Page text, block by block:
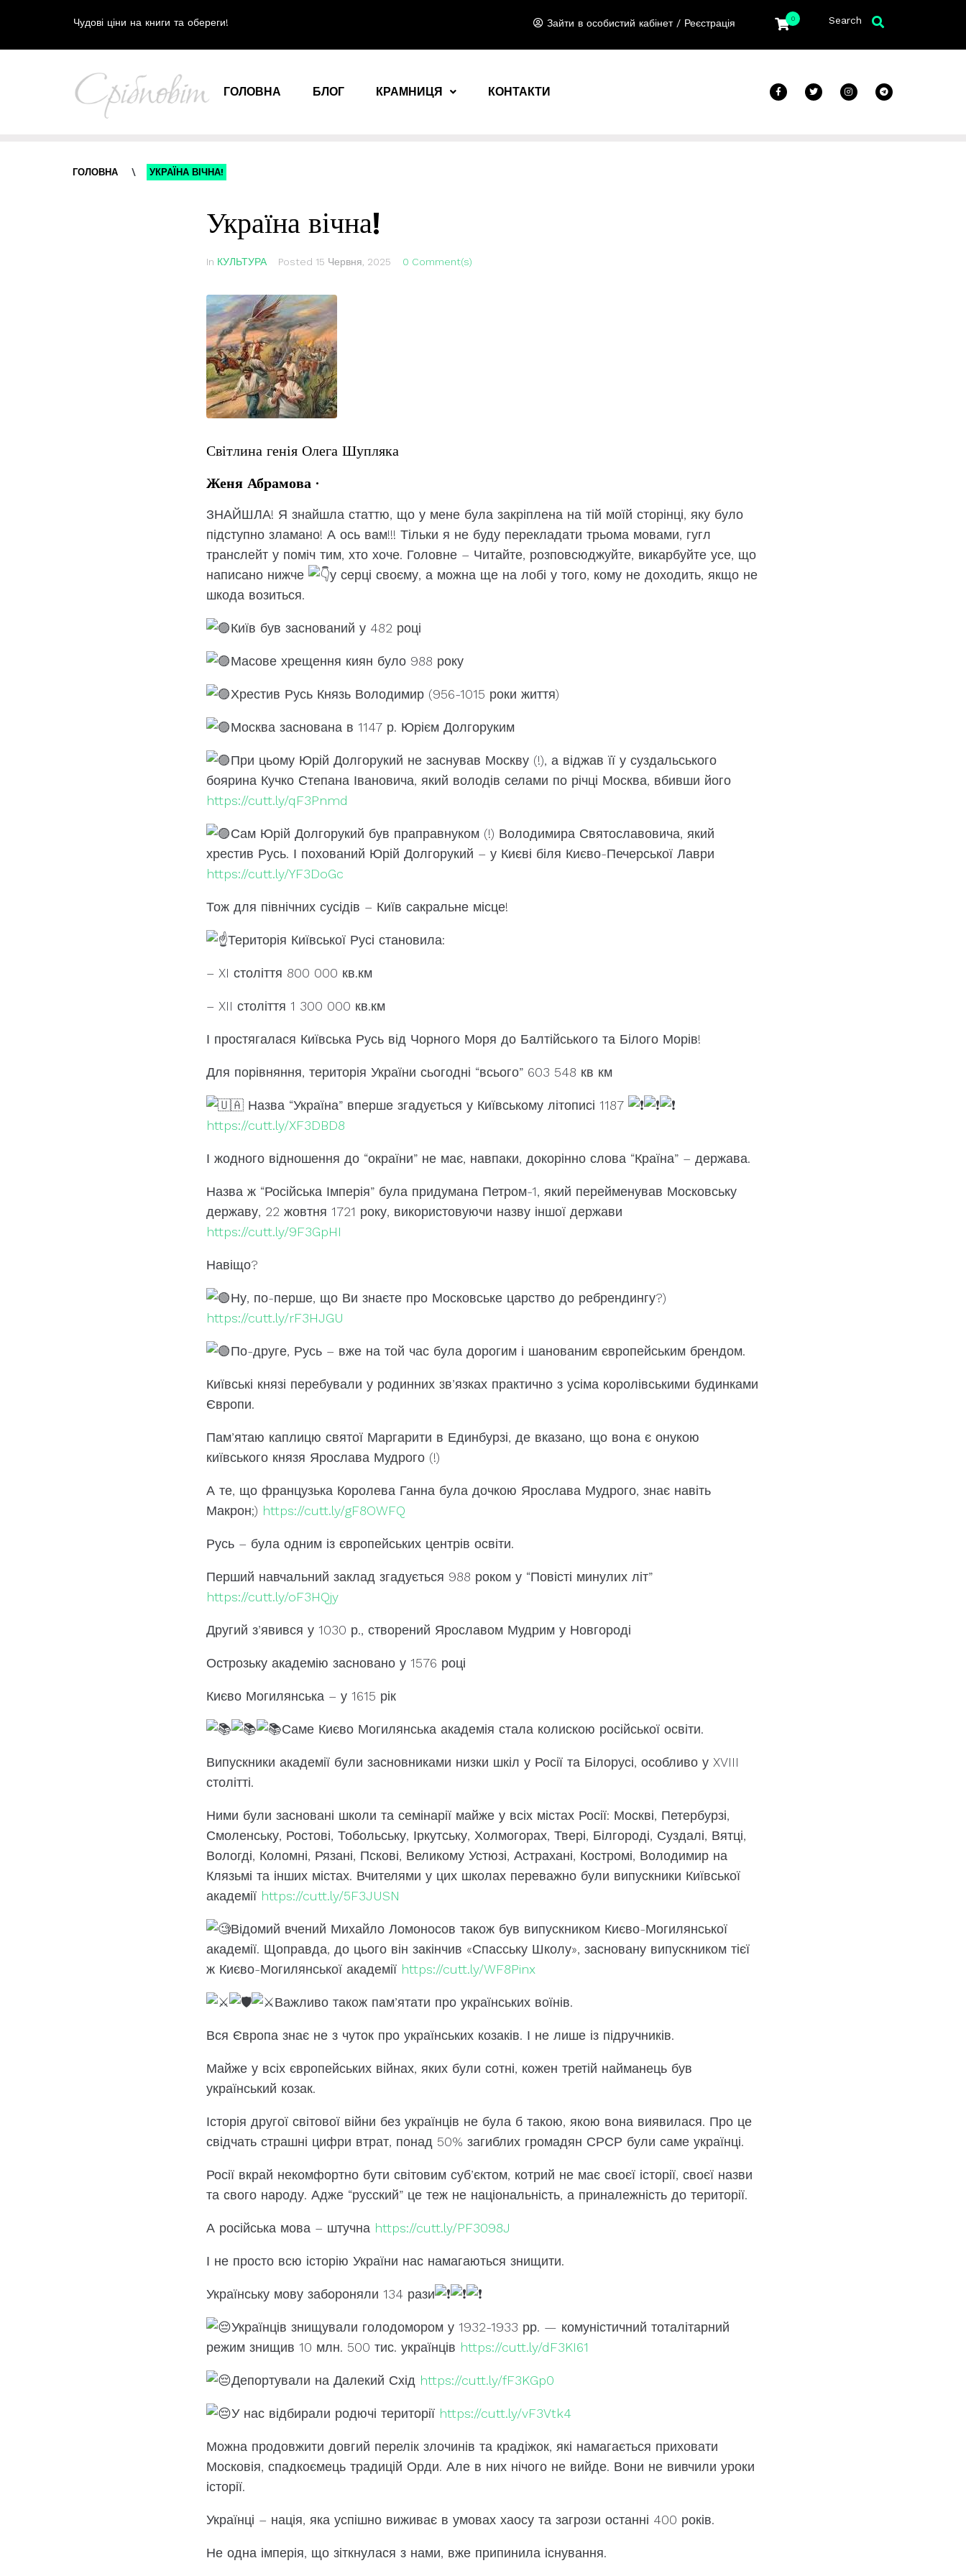
Чудові ціни на книги та обереги! Зайти в особистий кабінет / Реєстрація 0 Search
ГОЛОВНА БЛОГ КРАМНИЦЯ КОНТАКТИ
ГОЛОВНА \ УКРАЇНА ВІЧНА!
Україна вічна!
In КУЛЬТУРА Posted 15 Червня, 2025 0 Comment(s)
Світлина генія Олега Шупляка
Женя Абрамова ·
ЗНАЙШЛА! Я знайшла статтю, що у мене була закріплена на тій моїй сторінці, яку було
підступно зламано! А ось вам!!! Тільки я не буду перекладати трьома мовами, гугл
транслейт у поміч тим, хто хоче. Головне – Читайте, розповсюджуйте, викарбуйте усе, що
написано нижче
у серці своєму, а можна ще на лобі у того, кому не доходить, якщо не
шкода возиться.
Київ був заснований у 482 році
Масове хрещення киян було 988 року
Хрестив Русь Князь Володимир (956-1015 роки життя)
Москва заснована в 1147 р. Юрієм Долгоруким
При цьому Юрій Долгорукий не заснував Москву (!), а віджав її у суздальського
боярина Кучко Степана Івановича, який володів селами по річці Москва, вбивши його
https://cutt.ly/qF3Pnmd
Сам Юрій Долгорукий був праправнуком (!) Володимира Святославовича, який
хрестив Русь. І похований Юрій Долгорукий – у Києві біля Києво-Печерської Лаври
https://cutt.ly/YF3DoGc
Тож для північних сусідів – Київ сакральне місце!
Територія Київської Русі становила:
– XI століття 800 000 кв.км
– XII століття 1 300 000 кв.км
І простягалася Київська Русь від Чорного Моря до Балтійського та Білого Морів!
Для порівняння, територія України сьогодні “всього” 603 548 кв км
Назва “Україна” вперше згадується у Київському літописі 1187
https://cutt.ly/XF3DBD8
І жодного відношення до “окраїни” не має, навпаки, докорінно слова “Країна” – держава.
Назва ж “Російська Імперія” була придумана Петром-1, який перейменував Московську
державу, 22 жовтня 1721 року, використовуючи назву іншої держави
https://cutt.ly/9F3GpHI
Навіщо?
Ну, по-перше, що Ви знаєте про Московське царство до ребрендингу?)
https://cutt.ly/rF3HJGU
По-друге, Русь – вже на той час була дорогим і шанованим європейським брендом.
Київські князі перебували у родинних зв’язках практично з усіма королівськими будинками
Європи.
Пам’ятаю каплицю святої Маргарити в Единбурзі, де вказано, що вона є онукою
київського князя Ярослава Мудрого (!)
А те, що французька Королева Ганна була дочкою Ярослава Мудрого, знає навіть
Макрон;) https://cutt.ly/gF8OWFQ
Русь – була одним із європейських центрів освіти.
Перший навчальний заклад згадується 988 роком у “Повісті минулих літ”
https://cutt.ly/oF3HQjy
Другий з’явився у 1030 р., створений Ярославом Мудрим у Новгороді
Острозьку академію засновано у 1576 році
Києво Могилянська – у 1615 рік
Саме Києво Могилянська академія стала колискою російської освіти.
Випускники академії були засновниками низки шкіл у Росії та Білорусі, особливо у XVIII
столітті.
Ними були засновані школи та семінарії майже у всіх містах Росії: Москві, Петербурзі,
Смоленську, Ростові, Тобольську, Іркутську, Холмогорах, Твері, Білгороді, Суздалі, Вятці,
Вологді, Коломні, Рязані, Пскові, Великому Устюзі, Астрахані, Костромі, Володимир на
Клязьмі та інших містах. Вчителями у цих школах переважно були випускники Київської
академії https://cutt.ly/5F3JUSN
Відомий вчений Михайло Ломоносов також був випускником Києво-Могилянської
академії. Щоправда, до цього він закінчив «Спасську Школу», засновану випускником тієї
ж Києво-Могилянської академії https://cutt.ly/WF8Pinx
Важливо також пам’ятати про українських воїнів.
Вся Європа знає не з чуток про українських козаків. І не лише із підручників.
Майже у всіх європейських війнах, яких були сотні, кожен третій найманець був
український козак.
Історія другої світової війни без українців не була б такою, якою вона виявилася. Про це
свідчать страшні цифри втрат, понад 50% загиблих громадян СРСР були саме українці.
Росії вкрай некомфортно бути світовим суб’єктом, котрий не має своєї історії, своєї назви
та свого народу. Адже “русский” це теж не національність, а приналежність до території.
А російська мова – штучна https://cutt.ly/PF3098J
І не просто всю історію України нас намагаються знищити.
Українську мову забороняли 134 рази
Українців знищували голодомором у 1932-1933 рр. — комуністичний тоталітарний
режим знищив 10 млн. 500 тис. українців https://cutt.ly/dF3KI61
Депортували на Далекий Схід https://cutt.ly/fF3KGp0
У нас відбирали родючі території https://cutt.ly/vF3Vtk4
Можна продовжити довгий перелік злочинів та крадіжок, які намагається приховати
Московія, спадкоємець традицій Орди. Але в них нічого не вийде. Вони не вивчили уроки
історії.
Українці – нація, яка успішно виживає в умовах хаосу та загрози останні 400 років.
Не одна імперія, що зіткнулася з нами, вже припинила існування.